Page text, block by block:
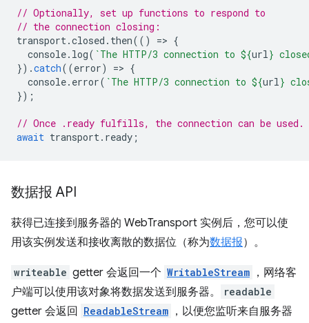
// Optionally, set up functions to respond to
// the connection closing:
transport.closed . then(() => {
console. log( `The HTTP/3 connection to ${url}
}).catch((error) => {
console. error( `The HTTP/3 connection to ${url}
});
// Once .ready fulfills, the connection can be used.
await transport. ready ;
数据报 API
获得已连接到服务器的 WebTransport 实例后，您可以使
用该实例发送和接收离散的数据位（称为数据报）。
writeable getter 会返回一个 WritableStream ，网络客
户端可以使用该对象将数据发送到服务器。
readable
getter 会返回 ReadableStream ，以便您监听来自服务器